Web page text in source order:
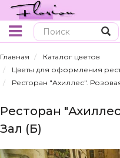
Главная
Каталог цветов
Цветы для оформления
Ресторан "Ахиллес".
Ресторан
Зал (Б)